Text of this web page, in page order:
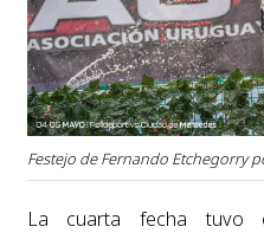
Festejo de Fernando Etchegorry
La cuarta fecha tuvo